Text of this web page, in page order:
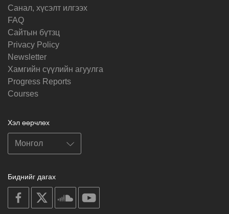
Санал, хүсэлт илгээх
FAQ
Cайтын бүтзц
Privacy Policy
Newsletter
Хамгийн сүүлийн агуулга
Progress Reports
Courses
Хэл өөрчлөх
Биднийг дагах
on
facebook
soundcloud